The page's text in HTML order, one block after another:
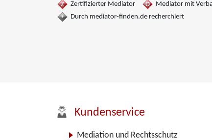
Zertifizierter Mediator
Mediator mit
Durch mediator-finden.de recherchiert
Kundenservice
Mediation und Rechtsschutz